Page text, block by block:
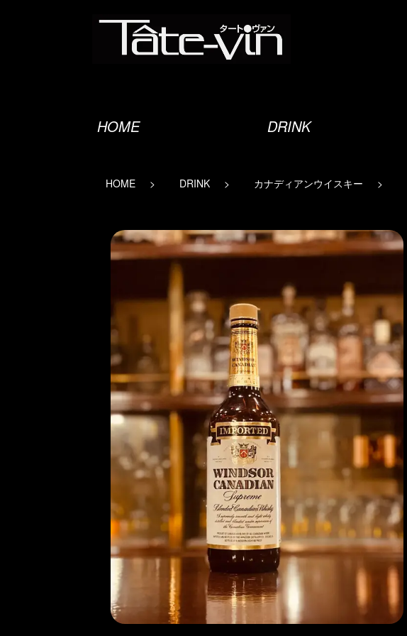
オーセンティックバー
HOME DRINK
HOME DRINK カナディアンウイスキー